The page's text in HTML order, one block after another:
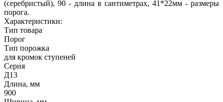
(серебристый), 90 - длина в сантиметрах, 41*22мм - размеры
порога.
Характеристики:
Тип товара
Порог
Тип порожка
для кромок ступеней
Серия
Д13
Длина, мм
900